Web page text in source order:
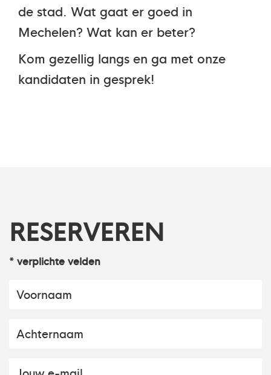
de stad. Wat gaat er goed in
Mechelen? Wat kan er beter?
Kom gezellig langs en ga met onze
kandidaten in gesprek!
RESERVEREN
* verplichte velden